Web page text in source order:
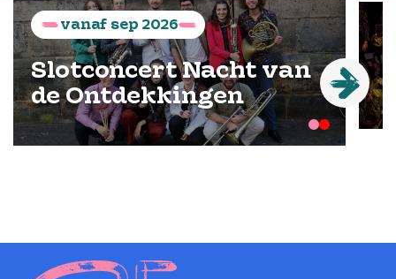
vanaf sep 2026
Slotconcert Nacht van
de Ontdekkingen